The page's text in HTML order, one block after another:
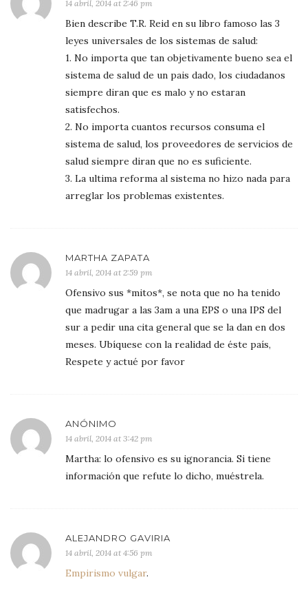
14 abril, 2014 at 2:46 pm
Bien describe T.R. Reid en su libro famoso las 3
leyes universales de los sistemas de salud:
1. No importa que tan objetivamente bueno sea el
sistema de salud de un pais dado, los ciudadanos
siempre diran que es malo y no estaran
satisfechos.
2. No importa cuantos recursos consuma el
sistema de salud, los proveedores de servicios de
salud siempre diran que no es suficiente.
3. La ultima reforma al sistema no hizo nada para
arreglar los problemas existentes.
MARTHA ZAPATA
14 abril, 2014 at 2:59 pm
Ofensivo sus *mitos*, se nota que no ha tenido
que madrugar a las 3am a una EPS o una IPS del
sur a pedir una cita general que se la dan en dos
meses. Ubíquese con la realidad de éste país,
Respete y actué por favor
ANÓNIMO
14 abril, 2014 at 3:42 pm
Martha: lo ofensivo es su ignorancia. Si tiene
información que refute lo dicho, muéstrela.
ALEJANDRO GAVIRIA
14 abril, 2014 at 4:56 pm
Empirismo vulgar.